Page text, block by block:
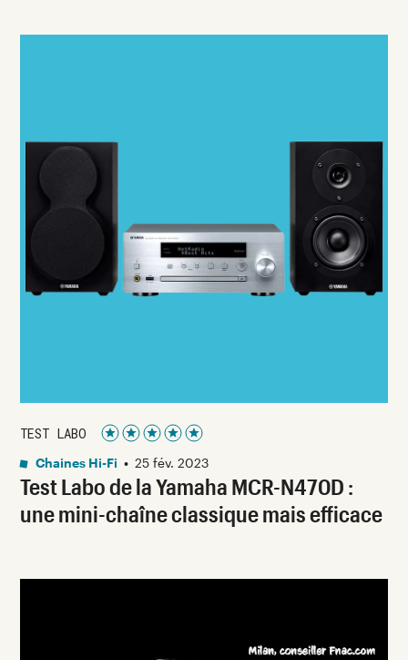
Test Labo de la Yamaha MCR-N470D :
une mini-chaîne classique mais efficace
TEST LABO
Noté 5 étoiles sur 5
Chaines Hi-Fi • 25 fév. 2023